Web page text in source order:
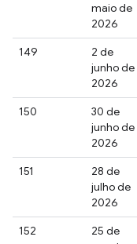
maio de
2026
149
2 de
junho de
2026
150
30 de
junho de
2026
151
28 de
julho de
2026
152
25 de